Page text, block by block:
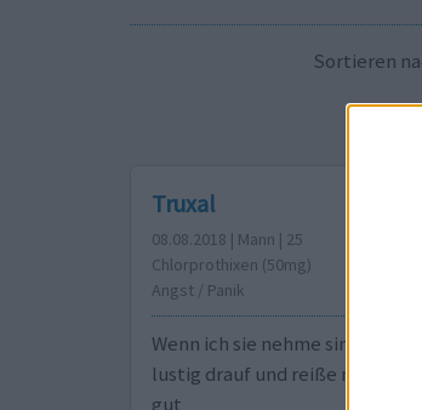
Sortieren
Truxal
08.08.2018 | Mann | 25
Chlorprothixen (50mg)
Angst / Panik
Wenn ich sie nehme sind die
lustig drauf und reiße nur
gut